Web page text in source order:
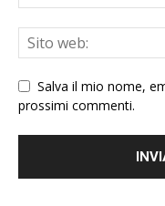
Salva il mio nome,
prossimi commenti.